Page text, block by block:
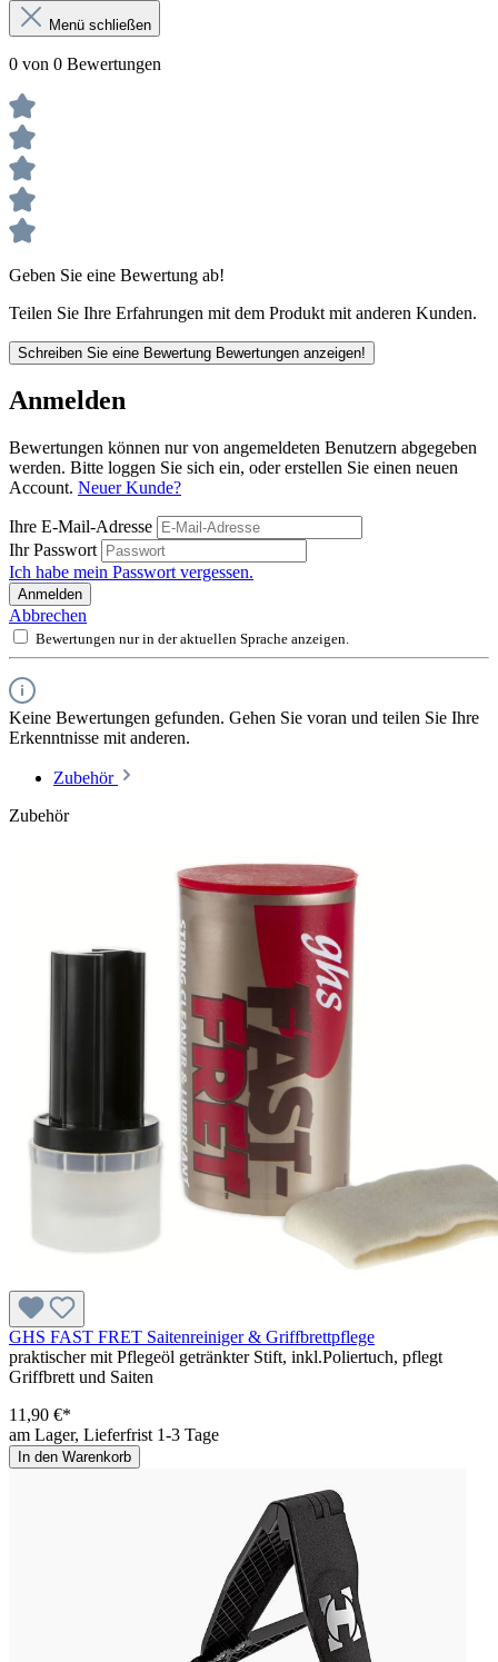
Menü schließen
0 von 0 Bewertungen
Geben Sie eine Bewertung ab!
Teilen Sie Ihre Erfahrungen mit dem Produkt mit anderen Kunden.
Schreiben Sie eine Bewertung Bewertungen anzeigen!
Anmelden
Bewertungen können nur von angemeldeten Benutzern abgegeben
werden. Bitte loggen Sie sich ein, oder erstellen Sie einen neuen
Account. Neuer Kunde?
Ihre E-Mail-Adresse
Ihr Passwort
Ich habe mein Passwort vergessen.
Anmelden
Abbrechen
Bewertungen nur in der aktuellen Sprache anzeigen.
Keine Bewertungen gefunden. Gehen Sie voran und teilen Sie Ihre
Erkenntnisse mit anderen.
Zubehör
Zubehör
GHS FAST FRET Saitenreiniger & Griffbrettpflege
praktischer mit Pflegeöl getränkter Stift, inkl.Poliertuch, pflegt
Griffbrett und Saiten
11,90 €*
am Lager, Lieferfrist 1-3 Tage
In den Warenkorb